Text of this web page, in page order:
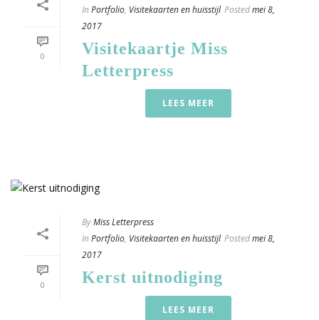
0
In Portfolio, Visitekaarten en huisstijl Postedmei 8,
2017
Visitekaartje Miss
Letterpress
LEES MEER
0
ByMiss Letterpress
In Portfolio, Visitekaarten en huisstijl Postedmei 8,
2017
Kerst uitnodiging
LEES MEER